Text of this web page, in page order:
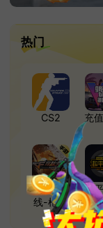
热门
CS2 充
穿越火
线-枪战
王者
和